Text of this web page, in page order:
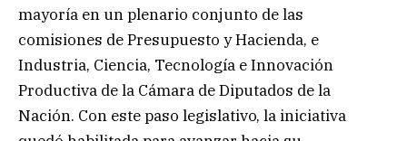
mayoría en un plenario conjunto de las
comisiones de Presupuesto y Hacienda, e
Industria, Ciencia, Tecnología e Innovación
Productiva de la Cámara de Diputados de la
Nación. Con este paso legislativo, la iniciativa